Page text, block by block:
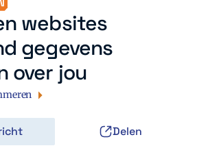
websites
gegevens
over jou
Delen